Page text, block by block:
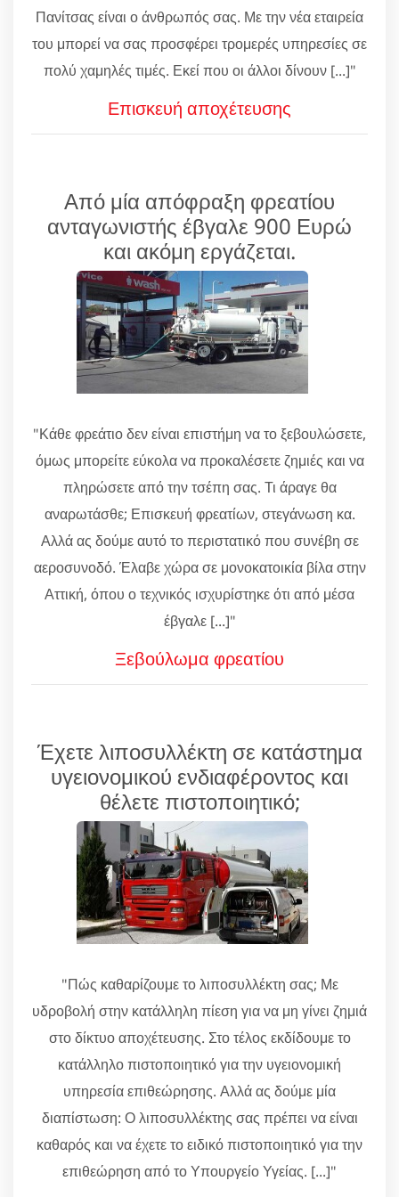
Πανίτσας είναι ο άνθρωπός σας. Με την νέα εταιρεία
του μπορεί να σας προσφέρει τρομερές υπηρεσίες σε
πολύ χαμηλές τιμές. Εκεί που οι άλλοι δίνουν [...]"
Επισκευή αποχέτευσης
Από μία απόφραξη φρεατίου
ανταγωνιστής έβγαλε 900 Ευρώ
και ακόμη εργάζεται.
"Κάθε φρεάτιο δεν είναι επιστήμη να το ξεβουλώσετε,
όμως μπορείτε εύκολα να προκαλέσετε ζημιές και να
πληρώσετε από την τσέπη σας. Τι άραγε θα
αναρωτάσθε; Επισκευή φρεατίων, στεγάνωση κα.
Αλλά ας δούμε αυτό το περιστατικό που συνέβη σε
αεροσυνοδό. Έλαβε χώρα σε μονοκατοικία βίλα στην
Αττική, όπου ο τεχνικός ισχυρίστηκε ότι από μέσα
έβγαλε [...]"
Ξεβούλωμα φρεατίου
Έχετε λιποσυλλέκτη σε κατάστημα
υγειονομικού ενδιαφέροντος και
θέλετε πιστοποιητικό;
"Πώς καθαρίζουμε το λιποσυλλέκτη σας; Με
υδροβολή στην κατάλληλη πίεση για να μη γίνει ζημιά
στο δίκτυο αποχέτευσης. Στο τέλος εκδίδουμε το
κατάλληλο πιστοποιητικό για την υγειονομική
υπηρεσία επιθεώρησης. Αλλά ας δούμε μία
διαπίστωση: Ο λιποσυλλέκτης σας πρέπει να είναι
καθαρός και να έχετε το ειδικό πιστοποιητικό για την
επιθεώρηση από το Υπουργείο Υγείας. [...]"